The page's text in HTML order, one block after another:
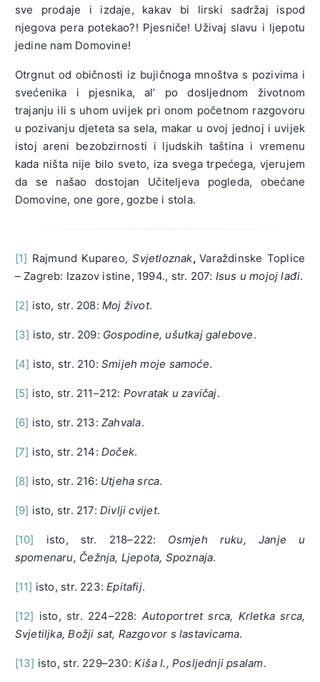
sve prodaje i izdaje, kakav bi lirski sadržaj ispod
njegova pera potekao?! Pjesniče! Uživaj slavu i ljepotu
jedine nam Domovine!
Otrgnut od običnosti iz bujičnoga mnoštva s pozivima i
svećenika i pjesnika, al’ po dosljednom životnom
trajanju ili s uhom uvijek pri onom početnom razgovoru
u pozivanju djeteta sa sela, makar u ovoj jednoj i uvijek
istoj areni bezobzirnosti i ljudskih taština i vremenu
kada ništa nije bilo sveto, iza svega trpećega, vjerujem
da se našao dostojan Učiteljeva pogleda, obećane
Domovine, one gore, gozbe i stola.
[1] Rajmund Kupareo,Svjetloznak,Varaždinske Toplice
– Zagreb: Izazov istine, 1994., str. 207: Isus u mojoj lađi.
[2] isto, str. 208:Moj život.
[3] isto, str. 209: Gospodine, ušutkaj galebove.
[4] isto, str. 210:Smijeh moje samoće.
[5] isto, str. 211–212: Povratak u zavičaj.
[6] isto, str. 213:Zahvala.
[7] isto, str. 214:Doček.
[8] isto, str. 216: Utjeha srca.
[9] isto, str. 217:Divlji cvijet.
[10] isto, str. 218–222: Osmjeh ruku, Janje u
spomenaru, Čežnja, Ljepota, Spoznaja.
[11] isto, str. 223:Epitafij.
[12] isto, str. 224–228: Autoportret srca, Krletka srca,
Svjetiljka, Božji sat, Razgovor s lastavicama.
[13] isto, str. 229–230:Kiša I., Posljednji psalam.